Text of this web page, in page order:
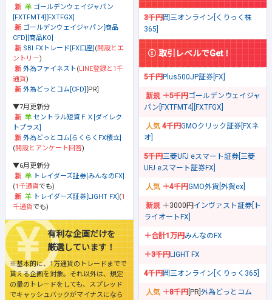
ゴールデンウェイジャパン
[FXTFMT4][FXTFGX]
ゴールデンウェイジャパン[商品
CFD][商品KO]
SBI FXトレード[FX口座] (開設とエ
ントリー)
外為ファイネスト(LINE登録と1千
通貨)
外為どっとコム[CFD] [PR]
▼7月更新分
セントラル短資ＦＸ[ダイレク
トプラス]
外為どっとコム[らくらくFX積立]
(開設とアンケート回答)
▼6月更新分
トレイダーズ証券[みんなのFX]
(1千通貨でも)
トレイダーズ証券[LIGHT FX] (1
千通貨でも)
有利な企画だけを
厳選しています！
※基本的に、1万通貨のトレードまでで
貰える企画を対象。それ以外は、規定
の量のトレードをしても、スプレッド
でキャッシュバックがマイナスになら
3千円岡三オンライン[くりっく株
365]
取引レベルでGet！
5千円Plus500JP証券[FX]
＋5千円ゴールデンウェイジャ
パン[FXTFMT4][FXTFGX]
4千円GMOクリック証券[FXネ
オ]
5千円三菱UFJ eスマート証券[三菱
UFJ eスマート証券FX]
＋4千円GMO外貨[外貨ex]
＋3000円 インヴァスト証券[ト
ライオートFX]
＋合計1万円みんなのFX
＋3千円LIGHT FX
4千円岡三オンライン[くりっく365]
＋8千円 [PR] 外為どっとコム